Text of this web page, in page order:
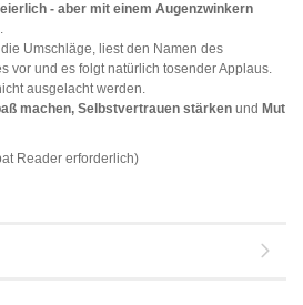
- aber mit einem Augenzwinkern
Umschläge, liest den Namen des
vor und es folgt natürlich tosender Applaus.
ausgelacht werden.
machen, Selbstvertrauen stärken und Mut
Reader erforderlich)